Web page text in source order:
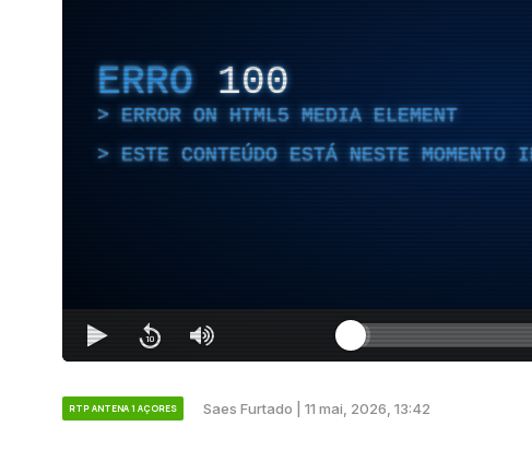
ERRO 100
ERROR ON HTML5 MEDIA ELEMENT
ESTE CONTEÚDO ESTÁ NESTE MOMENTO
RTP ANTENA 1 AÇORES Saes Furtado | 11 mai, 2026, 13:42